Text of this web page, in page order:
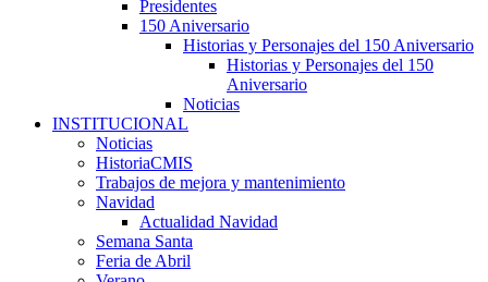
Presidentes
150 Aniversario
Historias y Personajes del 150 Aniversario
Historias y Personajes del 150
Aniversario
Noticias
INSTITUCIONAL
Noticias
HistoriaCMIS
Trabajos de mejora y mantenimiento
Navidad
Actualidad Navidad
Semana Santa
Feria de Abril